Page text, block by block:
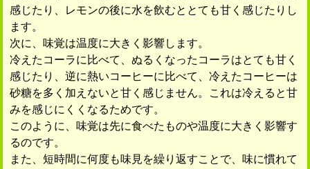
感じたり、レモンの後に水を飲むととても甘く感じたりし
ます。
次に、味覚は温度に大きく影響します。
冷えたコーラに比べて、ぬるくなったコーラはとても甘く
感じたり、逆に熱いコーヒーに比べて、冷えたコーヒーは
砂糖を多く加えないと甘く感じません。これは冷えると甘
みを感じにくくなるためです。
このように、味覚は先に食べたものや温度に大きく影響す
るのです。
また、短時間に何度も味見を繰り返すことで、味に慣れて